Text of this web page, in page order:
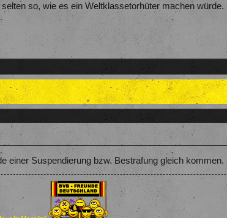
so, wie es ein Weltklassetorhüter machen
einer Suspendierung bzw. Bestrafung gleich